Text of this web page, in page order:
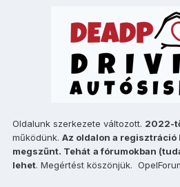
Oldalunk szerkezete változott. 2022-
működünk. Az oldalon a regisztráció
megszűnt. Tehát a fórumokban
lehet. Megértést köszönjük.